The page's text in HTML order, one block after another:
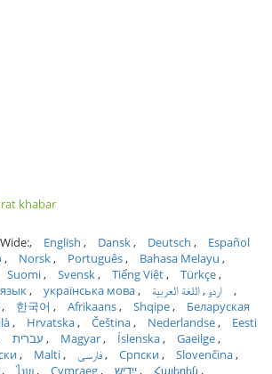
khabar
English Dansk Deutsch
Español
Norsk Português
Bahasa Melayu
Suomi Svensk Tiếng Việt
Türkçe
українська мова اردو اللغة العربية
한국어 Afrikaans Shqipe
Беларуская
Hrvatska Čeština Nederlandse
Eesti
עברית Magyar Íslenska
Gaeilge
Malti فارسی Српски
Slovenčina
ไทย Cymraeg ייִדיש Հայերեն